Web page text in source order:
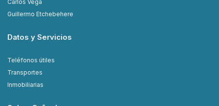
Carlos Vega
Guillermo Etchebehere
Datos y Servicios
Teléfonos útiles
Transportes
Inmobiliarias